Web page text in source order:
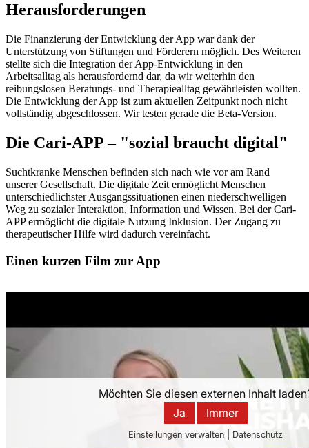
Herausforderungen
Die Finanzierung der Entwicklung der App war dank der
Unterstützung von Stiftungen und Förderern möglich. Des Weiteren
stellte sich die Integration der App-Entwicklung in den
Arbeitsalltag als herausfordernd dar, da wir weiterhin den
reibungslosen Beratungs- und Therapiealltag gewährleisten wollten.
Die Entwicklung der App ist zum aktuellen Zeitpunkt noch nicht
vollständig abgeschlossen. Wir testen gerade die Beta-Version.
Die Cari-APP – "sozial braucht digital"
Suchtkranke Menschen befinden sich nach wie vor am Rand
unserer Gesellschaft. Die digitale Zeit ermöglicht Menschen
unterschiedlichster Ausgangssituationen einen niederschwelligen
Weg zu sozialer Interaktion, Information und Wissen. Bei der Cari-
APP ermöglicht die digitale Nutzung Inklusion. Der Zugang zu
therapeutischer Hilfe wird dadurch vereinfacht.
Einen kurzen Film zur App